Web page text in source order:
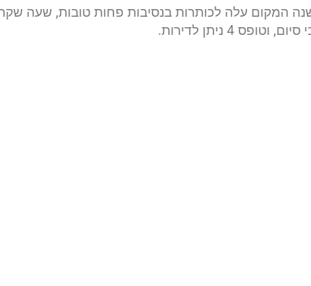
שנה המקום עלה לכותרות בנסיבות פחות טובות, שעה
4 ניתן לדירות.